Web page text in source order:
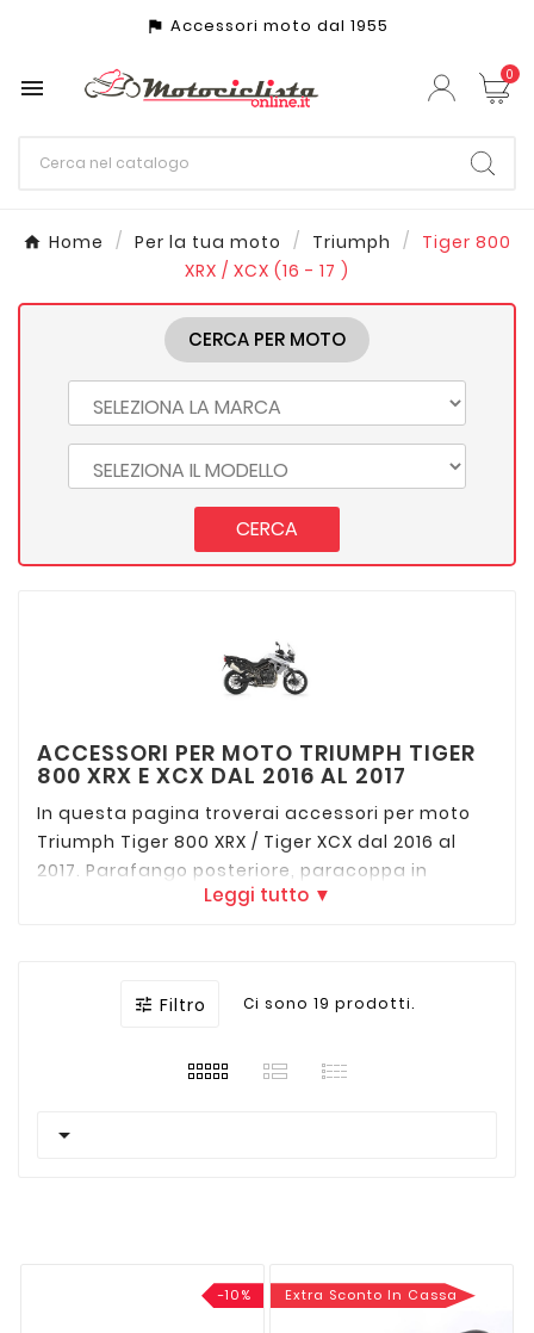
assistant_photo Accessori moto dal 1955
 0
Home Per la tua moto Triumph
Tiger 800
XRX / XCX (16 - 17 )
CERCA PER MOTO
CERCA
ACCESSORI PER MOTO TRIUMPH TIGER
800 XRX E XCX DAL 2016 AL 2017
In questa pagina troverai accessori per moto
Triumph Tiger 800 XRX / Tiger XCX dal 2016 al
2017. Parafango posteriore, paracoppa in
alluminio, cavalletto centrale e pedane
Leggi tutto ▼
 Filtro Ci sono 19 prodotti.

-10% Extra Sconto In Cassa